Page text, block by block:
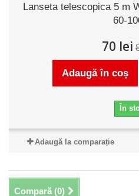
Lanseta telescopica 5 m
60-
70 lei
Adaugă în coș
În
Adaugă la comparație
Compară (0)